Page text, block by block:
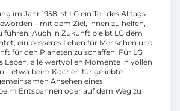
im Jahr 1958 ist LG ein Teil des Alltags
– mit dem Ziel, ihnen zu helfen,
führen. Auch in Zukunft bleibt LG dem
ein besseres Leben für Menschen und
für den Planeten zu schaffen. Für LG
Leben, alle wertvollen Momente in vollen
– etwa beim Kochen für geliebte
Ansehen eines
Entspannen oder auf dem Weg zu